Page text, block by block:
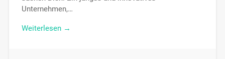
Unternehmen,…
Weiterlesen →